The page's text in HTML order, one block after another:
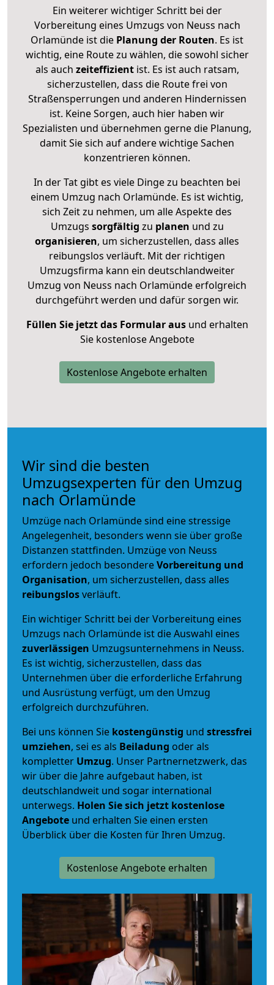
Ein weiterer wichtiger Schritt bei der
Vorbereitung eines Umzugs von Neuss nach
Orlamünde ist die Planung der Routen. Es ist
wichtig, eine Route zu wählen, die sowohl sicher
als auch zeiteffizientist. Es ist auch ratsam,
sicherzustellen, dass die Route frei von
Straßensperrungen und anderen Hindernissen
ist. Keine Sorgen, auch hier haben wir
Spezialisten und übernehmen gerne die Planung,
damit Sie sich auf andere wichtige Sachen
konzentrieren können.
In der Tat gibt es viele Dinge zu beachten bei
einem Umzug nach Orlamünde. Es ist wichtig,
sich Zeit zu nehmen, um alle Aspekte des
Umzugs sorgfältig zu planen und zu
organisieren, um sicherzustellen, dass alles
reibungslos verläuft. Mit der richtigen
Umzugsfirma kann ein deutschlandweiter
Umzug von Neuss nach Orlamünde erfolgreich
durchgeführt werden und dafür sorgen wir.
Füllen Sie jetzt das Formular ausund erhalten
Sie kostenlose Angebote
Kostenlose Angebote erhalten
Wir sind die besten
Umzugsexperten für den Umzug
nach Orlamünde
Umzüge nach Orlamünde sind eine stressige
Angelegenheit, besonders wenn sie über große
Distanzen stattfinden. Umzüge von Neuss
erfordern jedoch besondereVorbereitung und
Organisation, um sicherzustellen, dass alles
reibungslosverläuft.
Ein wichtiger Schritt bei der Vorbereitung eines
Umzugs nach Orlamünde ist die Auswahl eines
zuverlässigen Umzugsunternehmens in Neuss.
Es ist wichtig, sicherzustellen, dass das
Unternehmen über die erforderliche Erfahrung
und Ausrüstung verfügt, um den Umzug
erfolgreich durchzuführen.
Bei uns können Sie kostengünstig und stressfrei
umziehen, sei es als Beiladung oder als
kompletter Umzug. Unser Partnernetzwerk, das
wir über die Jahre aufgebaut haben, ist
deutschlandweit und sogar international
unterwegs. Holen Sie sich jetzt kostenlose
Angebote und erhalten Sie einen ersten
Überblick über die Kosten für Ihren Umzug.
Kostenlose Angebote erhalten